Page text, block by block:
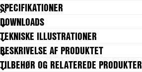
SPECIFIKATIONER
DOWNLOADS
TEKNISKE ILLUSTRATIONER
BESKRIVELSE AF PRODUKTET
TILBEHØR OG RELATEREDE PRODUKTER